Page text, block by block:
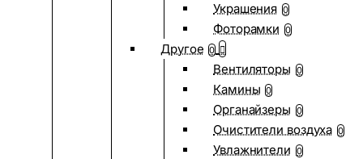
Украшения 0
Фоторамки 0
Другое 0
Вентиляторы 0
Камины 0
Органайзеры 0
Очистители воздуха 0
Увлажнители 0